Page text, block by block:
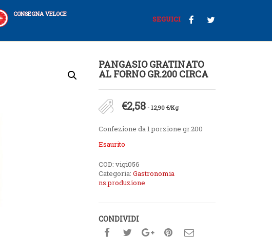
CONSEGNA VELOCE
SEGUICI
PANGASIO GRATINATO
AL FORNO GR.200 CIRCA
€2,58 - 12,90 €/Kg
Confezione da 1 porzione gr.200
Esaurito
COD:vigi056
Categoria:Gastronomia
ns.produzione
CONDIVIDI